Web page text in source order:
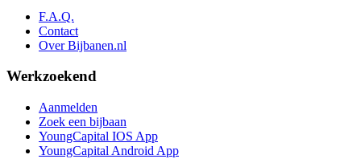
F.A.Q.
Contact
Over Bijbanen.nl
Werkzoekend
Aanmelden
Zoek een bijbaan
YoungCapital IOS App
YoungCapital Android App